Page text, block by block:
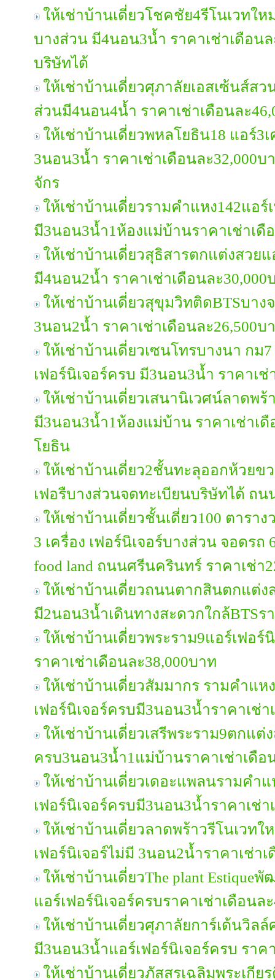
ให้เช่าบ้านเดี่ยวโชคชัย4รีโนเวทให
บางส่วน มี4นอน3น้ำ ราคาเช่าเดือน
บริษัทได้
ให้เช่าบ้านเดี่ยวศุภาลัยเอสเซ้นส์สว
ส่วนมี4นอน4น้ำ ราคาเช่าเดือนละ
ให้เช่าบ้านเดี่ยวพหลโยธิน18 แอร์3
3นอน3น้ำ ราคาเช่าเดือนละ32,000บ
จักร
ให้เช่าบ้านเดี่ยวรามคำแหง142แอร์
มี3นอน3น้ำ1ห้องแม่บ้านราคาเช่าเดื
ให้เช่าบ้านเดี่ยวสุธิสารตกแต่งสวยแ
มี4นอน2น้ำ ราคาเช่าเดือนละ30,000
ให้เช่าบ้านเดี่ยวสุขุมวิทติดBTSบาง
3นอน2น้ำ ราคาเช่าเดือนละ26,500บ
ให้เช่าบ้านเดี่ยวเซนโทรบางนา กม
เฟอร์นิเจอร์ครบ มี3นอน3น้ำ ราคาเช่
ให้เช่าบ้านเดี่ยวเสนานิเวศน์ลาดพร้
มี3นอน3น้ำ1ห้องแม่บ้าน ราคาเช่าเ
โยธิน
ให้เช่าบ้านเดี่ยว2ชั้นทะลุออกห้วยข
เฟอรืบางส่วนจดทะเบียนบริษัทได้ ถน
ให้เช่าบ้านเดี่ยวชั้นเดี่ยว100 ตารา
3 เครื่อง เฟอร์นิเจอร์บางส่วน จอดรถ
food land ถนนศรีนครินทร์ ราคาเช่า
ให้เช่าบ้านเดี่ยวถนนตากสินตกแต่ง
มี2นอน3น้ำเดินทางสะดวกใกล้BTSร
ให้เช่าบ้านเดี่ยวพระราม9แอร์เฟอ
ราคาเช่าเดือนละ38,000บาท
ให้เช่าบ้านเดี่ยวสัมมากร รามคำแห
เฟอร์นิเจอร์ครบมี3นอน3น้ำราคาเช่า
ให้เช่าบ้านเดี่ยวเสรีพระราม9ตกแต่
ครบ3นอน3น้ำ1แม่บ้านราคาเช่าเดือ
ให้เช่าบ้านเดี่ยวเดอะแพลนรามคำ
เฟอร์นิเจอร์ครบมี3นอน3น้ำราคาเช่า
ให้เช่าบ้านเดี่ยวลาดพร้าวรีโนเวทใ
เฟอร์นิเจอร์ไม่มี 3นอน2น้ำราคาเช่า
ให้เช่าบ้านเดี่ยวThe plant Estique
แอร์เฟอร์นิเจอร์ครบราคาเช่าเดือนล
ให้เช่าบ้านเดี่ยวศุภาลัยการ์เด้นวิล
มี3นอน3น้ำแอร์เฟอร์นิเจอร์ครบ ราค
ให้เช่าบ้านเดี่ยวภัสสรเฉลิมพระเกีย